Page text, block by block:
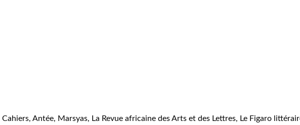
Cahiers, Antée, Marsyas, La Revue africaine des Arts et des Lettres, Le Figaro